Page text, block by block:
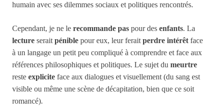
humain avec ses dilemmes sociaux et politiques rencontrés.
Cependant, je ne le recommande pas pour des enfants. La
lecture serait pénible pour eux, leur ferait perdre intérêt face
à un langage un petit peu compliqué à comprendre et face aux
références philosophiques et politiques. Le sujet du meurtre
reste explicite face aux dialogues et visuellement (du sang est
visible ou même une scène de décapitation, bien que ce soit
romancé).